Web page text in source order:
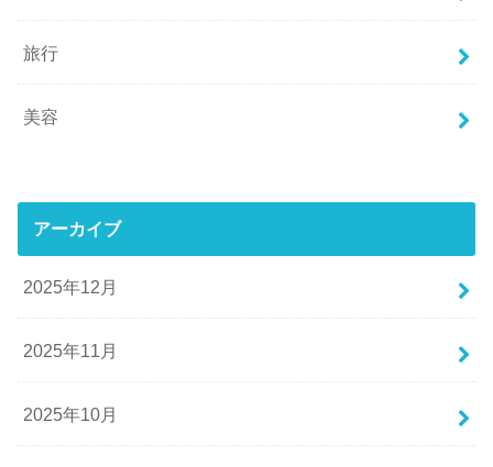
旅行
美容
アーカイブ
2025年12月
2025年11月
2025年10月